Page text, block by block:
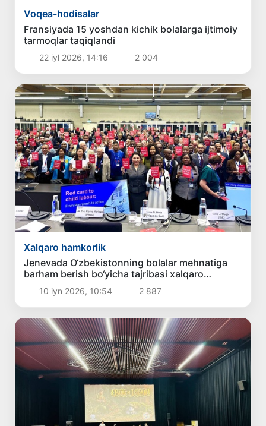
Voqea-hodisalar
Fransiyada 15 yoshdan kichik bolalarga ijtimoiy
tarmoqlar taqiqlandi
22 iyl 2026, 14:16 2 004
Xalqaro hamkorlik
Jenevada O‘zbekistonning bolalar mehnatiga
barham berish bo‘yicha tajribasi xalqaro
hamjamiyat tomonidan eʼtirof etildi
10 iyn 2026, 10:54 2 887